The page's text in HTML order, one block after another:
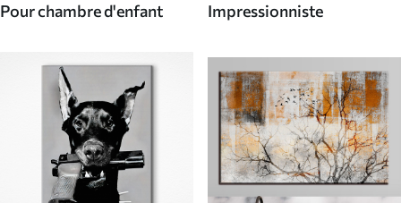
Pour chambre d'enfant Impressionniste